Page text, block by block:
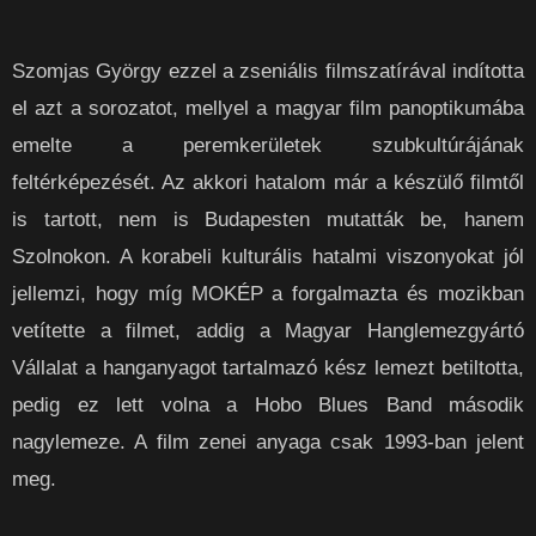
Szomjas György ezzel a zseniális filmszatírával indította
el azt a sorozatot, mellyel a magyar film panoptikumába
emelte a peremkerületek szubkultúrájának
feltérképezését. Az akkori hatalom már a készülő filmtől
is tartott, nem is Budapesten mutatták be, hanem
Szolnokon. A korabeli kulturális hatalmi viszonyokat jól
jellemzi, hogy míg MOKÉP a forgalmazta és mozikban
vetítette a filmet, addig a Magyar Hanglemezgyártó
Vállalat a hanganyagot tartalmazó kész lemezt betiltotta,
pedig ez lett volna a Hobo Blues Band második
nagylemeze. A film zenei anyaga csak 1993-ban jelent
meg.